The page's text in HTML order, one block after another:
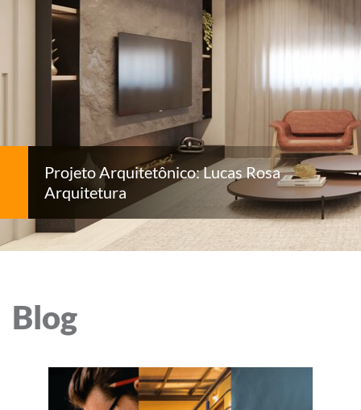
Projeto Arquitetônico: Lucas Rosa
Arquitetura
Blog